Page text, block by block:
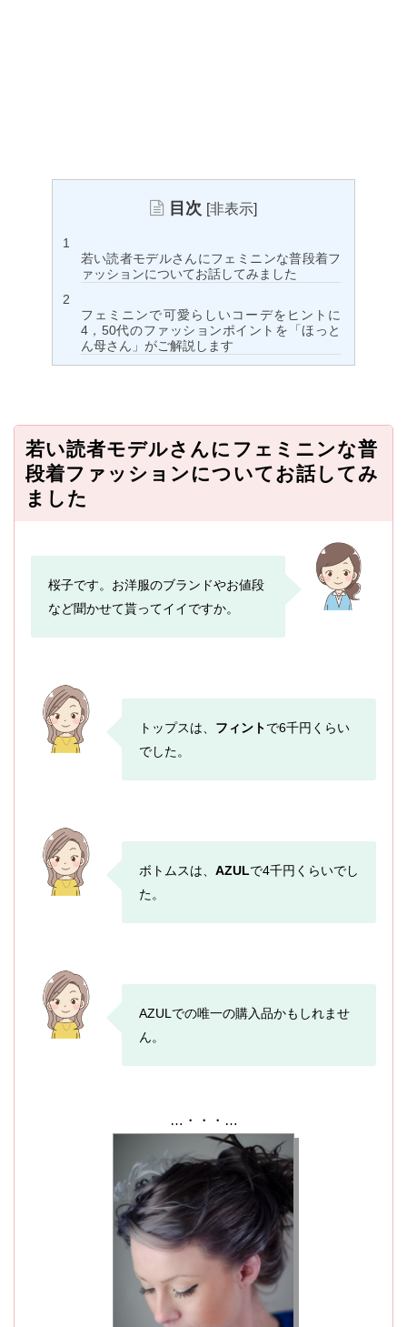
目次 [非表示]
若い読者モデルさんにフェミニンな普段着フ
ァッションについてお話してみました
フェミニンで可愛らしいコーデをヒントに
4，50代のファッションポイントを「ほっと
ん母さん」がご解説します
若い読者モデルさんにフェミニンな普
段着ファッションについてお話してみ
ました
桜子です。お洋服のブランドやお値段
など聞かせて貰ってイイですか。
トップスは、 フィントで6千円くらい
でした。
ボトムスは、 AZULで4千円くらいでし
た。
AZULでの唯一の購入品かもしれませ
ん。
…・・・…